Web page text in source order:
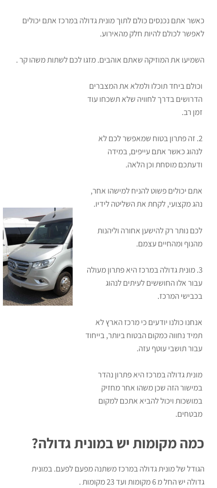
כאשר אתם נכנסים כולם לתוך מונית גדולה במרכז אתם יכולים
לאפשר לכולם להיות חלק מהאירוע.
השמיעו את המוזיקה שאתם אוהבים. מזגו לכם לשתות משהו קר .
וכולם ביחד תוכלו ולמלא את המצברים
הדרושים בדרך לחוויה שלא תשכחו עוד
זמן רב.
2. זה פתרון בטוח שמאפשר לכם לא
לנהוג כאשר אתם עייפים, במידה
ודעתכם מוסחת וכן הלאה.
אתם יכולים פשוט להניח למישהו אחר,
נהג מקצועי, לקחת את השליטה לידיו.
לכם נותר רק להישען אחורה וליהנות
מהנוף ומהחיים עצמם.
3. מונית גדולה במרכז היא פתרון מעולה
עבור אלו החוששים לעיתים לנהוג
בכבישי המרכז.
אנחנו כולנו יודעים כי מרכז הארץ לא
תמיד נחווה כמקום הבטוח ביותר, בייחוד
עבור תושבי עוטף עזה.
מונית גדולה במרכז היא פתרון נהדר
במישור הזה שכן משהו אחר מחזיק
במושכות ויכול להביא אתכם למקום
מבטחים.
כמה מקומות יש במונית גדולה?
הגודל של מונית גדולה במרכז משתנה מפעם לפעם. במונית
גדולה יש החל מ 6 מקומות ועד 23 מקומות .